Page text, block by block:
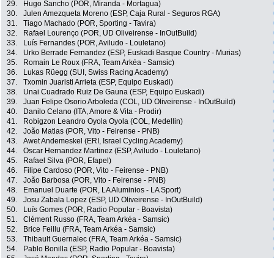
29.
Hugo Sancho (POR, Miranda - Mortagua)
30.
Julen Amezqueta Moreno (ESP, Caja Rural - Seguros RGA)
31.
Tiago Machado (POR, Sporting - Tavira)
32.
Rafael Lourenço (POR, UD Oliveirense - InOutBuild)
33.
Luís Fernandes (POR, Aviludo - Louletano)
34.
Urko Berrade Fernandez (ESP, Euskadi Basque Country - Murias)
35.
Romain Le Roux (FRA, Team Arkéa - Samsic)
36.
Lukas Rüegg (SUI, Swiss Racing Academy)
37.
Txomin Juaristi Arrieta (ESP, Equipo Euskadi)
38.
Unai Cuadrado Ruiz De Gauna (ESP, Equipo Euskadi)
39.
Juan Felipe Osorio Arboleda (COL, UD Oliveirense - InOutBuild)
40.
Danilo Celano (ITA, Amore & Vita - Prodir)
41.
Robigzon Leandro Oyola Oyola (COL, Medellin)
42.
João Matias (POR, Vito - Feirense - PNB)
43.
Awet Andemeskel (ERI, Israel Cycling Academy)
44.
Oscar Hernandez Martinez (ESP, Aviludo - Louletano)
45.
Rafael Silva (POR, Efapel)
46.
Filipe Cardoso (POR, Vito - Feirense - PNB)
47.
João Barbosa (POR, Vito - Feirense - PNB)
48.
Emanuel Duarte (POR, LA Aluminios - LA Sport)
49.
Josu Zabala Lopez (ESP, UD Oliveirense - InOutBuild)
50.
Luís Gomes (POR, Radio Popular - Boavista)
51.
Clément Russo (FRA, Team Arkéa - Samsic)
52.
Brice Feillu (FRA, Team Arkéa - Samsic)
53.
Thibault Guernalec (FRA, Team Arkéa - Samsic)
54.
Pablo Bonilla (ESP, Radio Popular - Boavista)